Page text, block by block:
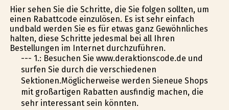
Hier sehen Sie die Schritte, die Sie folgen sollten, um
einen Rabattcode einzulösen. Es ist sehr einfach
undbald werden Sie es für etwas ganz Gewöhnliches
halten, diese Schritte jedesmal bei all Ihren
Bestellungen im Internet durchzuführen.
--- 1.: Besuchen Sie www.deraktionscode.de und
surfen Sie durch die verschiedenen
Sektionen.Möglicherweise werden Sieneue Shops
mit großartigen Rabatten ausfindig machen, die
sehr interessant sein könnten.